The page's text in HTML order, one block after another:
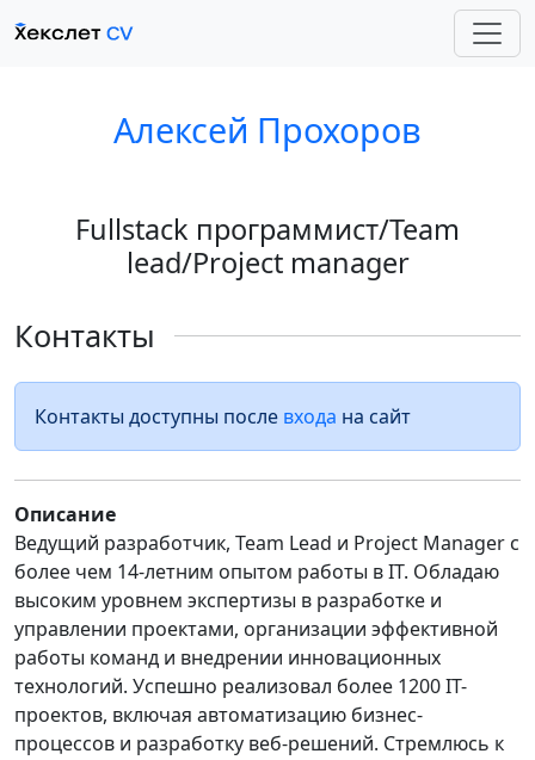
Алексей Прохоров
Fullstack программист/Team
lead/Project manager
Контакты
Контакты доступны после входа на сайт
Описание
Ведущий разработчик, Team Lead и Project Manager с
более чем 14-летним опытом работы в IT. Обладаю
высоким уровнем экспертизы в разработке и
управлении проектами, организации эффективной
работы команд и внедрении инновационных
технологий. Успешно реализовал более 1200 IT-
проектов, включая автоматизацию бизнес-
процессов и разработку веб-решений. Стремлюсь к